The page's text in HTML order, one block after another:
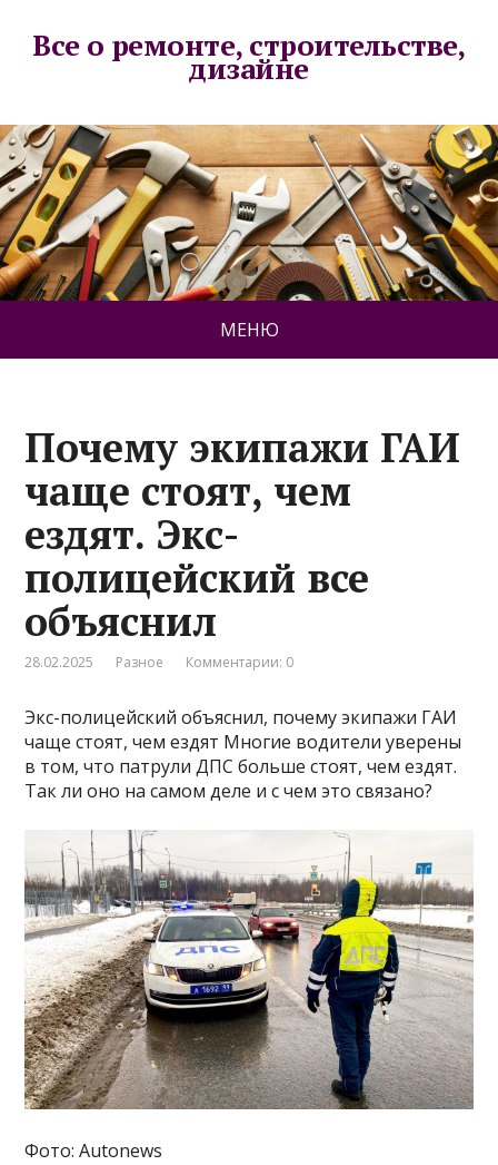
Все о ремонте, строительстве,
дизайне
МЕНЮ
Почему экипажи ГАИ
чаще стоят, чем
ездят. Экс-
полицейский все
объяснил
28.02.2025 Разное Комментарии: 0
Экс-полицейский объяснил, почему экипажи ГАИ
чаще стоят, чем ездят Многие водители уверены
в том, что патрули ДПС больше стоят, чем ездят.
Так ли оно на самом деле и с чем это связано?
Фото: Autonews